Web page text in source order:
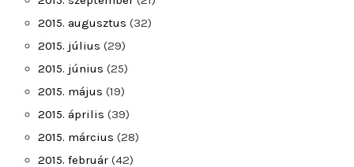
2015. augusztus (32)
2015. július (29)
2015. június (25)
2015. május (19)
2015. április (39)
2015. március (28)
2015. február (42)